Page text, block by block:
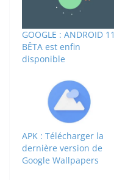
GOOGLE : ANDROID 11
BÊTA est enfin
disponible
APK : Télécharger la
dernière version de
Google Wallpapers